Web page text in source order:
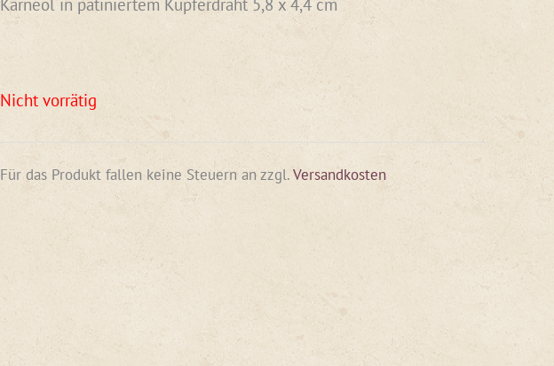
Nicht vorrätig
Für das Produkt fallen keine Steuern anzzgl.Versandkosten